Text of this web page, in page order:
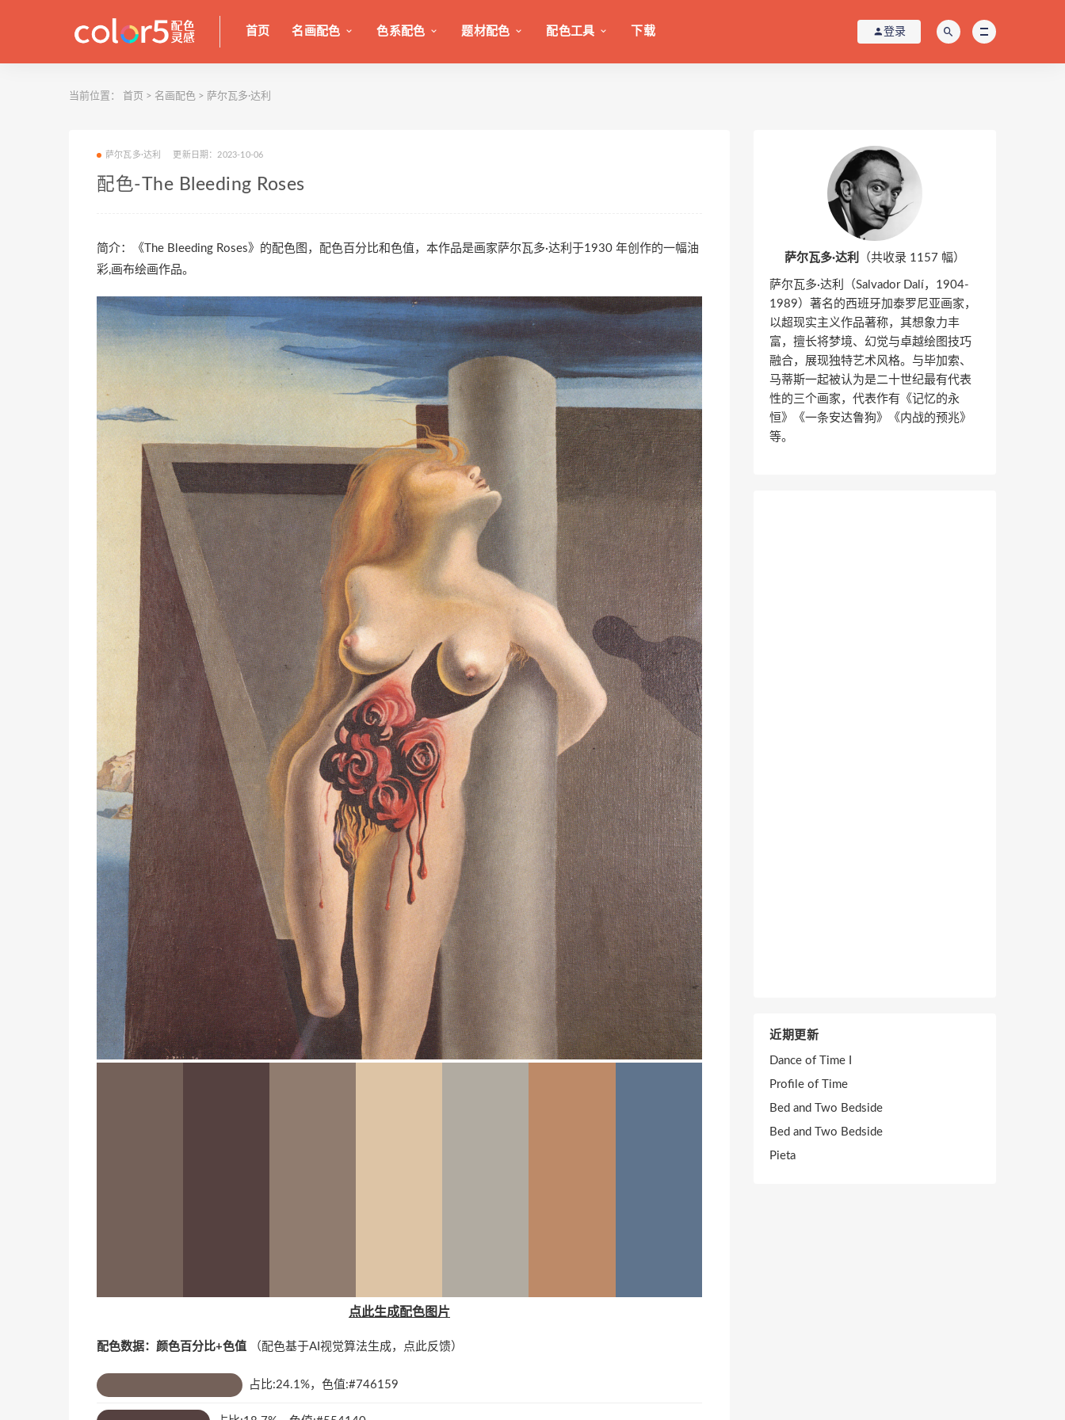
首页 名画配色 色系配色 题材配色 配色工具 下载 登录
当前位置： 首页 > 名画配色 > 萨尔瓦多·达利
萨尔瓦多·达利 更新日期：2023-10-06
配色-The Bleeding Roses
简介：《The Bleeding Roses》的配色图，配色百分比和色值，本作品是画家萨尔瓦多·达利于1930 年创作的一幅油
彩,画布绘画作品。
点此生成配色图片
配色数据：颜色百分比+色值 （配色基于AI视觉算法生成， 点此反馈）
占比:24.1%，色值:#746159
萨尔瓦多·达利 （共收录 1157 幅）
萨尔瓦多·达利（Salvador Dalí，1904-
1989）著名的西班牙加泰罗尼亚画家，
以超现实主义作品著称，其想象力丰
富，擅长将梦境、幻觉与卓越绘图技巧
融合，展现独特艺术风格。与毕加索、
马蒂斯一起被认为是二十世纪最有代表
性的三个画家，代表作有《记忆的永
恒》《一条安达鲁狗》《内战的预兆》
等。
近期更新
Dance of Time I
Profile of Time
Bed and Two Bedside
Bed and Two Bedside
Pieta